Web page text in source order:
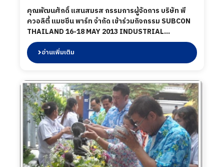
คุณพัฒนศักดิ์ แสนสมรส กรรมการผู้จัดการ บริษัท พี
ควอลิตี้ แมชชีน พาร์ท จำกัด เข้าร่วมกิจกรรม SUBCON
THAILAND 16-18 MAY 2013 INDUSTRIAL
SUBCONTRACTING EXHIBITION วันที่ 16-18
พฤษภาคม 2013 ไบเทคบางนา
อ่านเพิ่มเติม